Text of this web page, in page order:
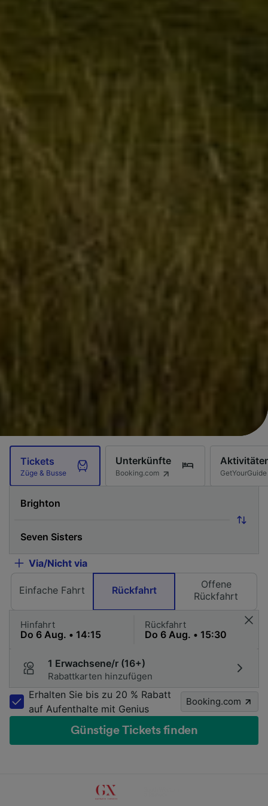
Tickets
Züge & Busse
Unterkünfte
Booking.com GetYourGuide
Via/Nicht via
Einfache Fahrt Rückfahrt
Offene
Rückfahrt
Hinfahrt Rückfahrt
1 Erwachsene/r (16+)
Rabattkarten hinzufügen
Erhalten Sie bis zu 20 % Rabatt
auf Aufenthalte mit Genius
Booking.com
Günstige Tickets finden